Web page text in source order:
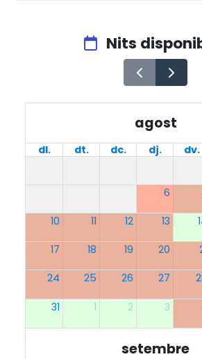
Nits
agost
dl. dt. dc. dj. dv.
6
10 11 12 13
17 18 19 20
24 25 26 27
31 1 2 3
setembre